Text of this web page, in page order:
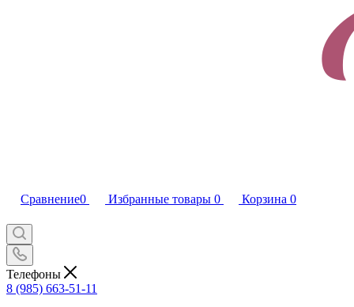
Сравнение0 Избранные товары 0 Корзина 0
Телефоны
8 (985) 663-51-11